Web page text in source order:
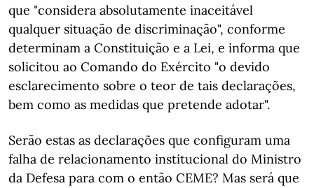
que "considera absolutamente inaceitável
qualquer situação de discriminação", conforme
determinam a Constituição e a Lei, e informa que
solicitou ao Comando do Exército "o devido
esclarecimento sobre o teor de tais declarações,
bem como as medidas que pretende adotar".
Serão estas as declarações que configuram uma
falha de relacionamento institucional do Ministro
da Defesa para com o então CEME? Mas será que